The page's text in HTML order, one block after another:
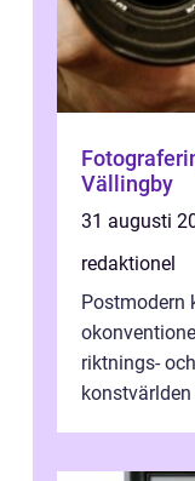
Vällingby
31 augusti
redaktionel
Postmodern
riktnings-